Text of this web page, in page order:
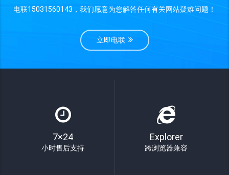
电联15031560143，我们愿意为您解答任何有关网站疑难问题！
立即电联
7×24
小时售后支持
Explorer
跨浏览器兼容